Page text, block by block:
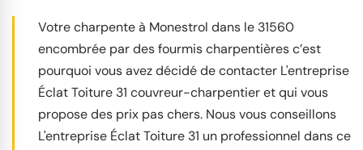
Votre charpente à Monestrol dans le 31560
encombrée par des fourmis charpentières c’est
pourquoi vous avez décidé de contacter L'entreprise
Éclat Toiture 31 couvreur-charpentier et qui vous
propose des prix pas chers. Nous vous conseillons
L'entreprise Éclat Toiture 31 un professionnel dans ce